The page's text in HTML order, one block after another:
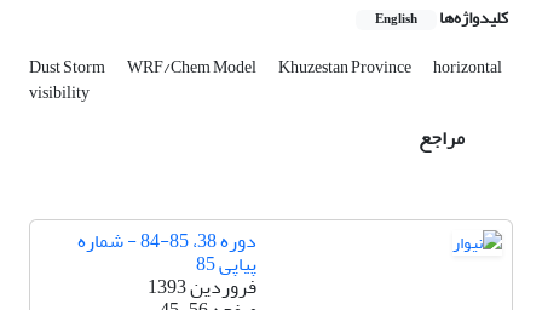
کلیدواژه‌ها English
Dust Storm WRF/Chem Model Khuzestan Province horizontal
visibility
مراجع
دوره 38، 85-84 - شماره
پیاپی 85
فروردین 1393